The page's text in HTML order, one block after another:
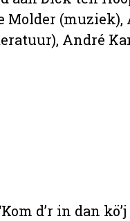
Molder (muziek),
André
d’r in dan